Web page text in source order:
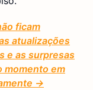
ficam
atualizações
e as surpresas
momento em
→